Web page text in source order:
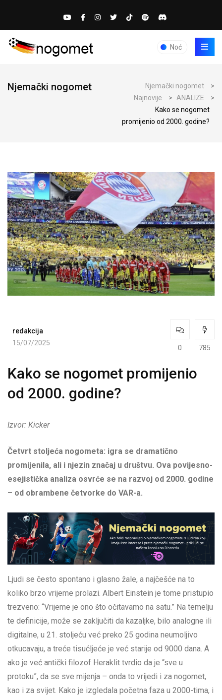
Noć
Njemački nogomet Njemački nogomet
>
Najnovije
> ANALIZE
>
Kako se nogomet
promijenio od 2000. godine?
redakcija
15/07/2025
0 785
Kako se nogomet promijenio
od 2000. godine?
Izvor: Kicker
Četvrt stoljeća nogometa: igra se dramatično
promijenila, ali i njezin značaj u društvu. Ova povijesno-
esejistička analiza osvrće se na razvoj od 2000. godine
– od obrambene četvorke do VAR-a.
Ljudi se često spontano i glasno žale, a najčešće na to
koliko brzo vrijeme prolazi. Albert Einstein je tome pristupio
trezveno: “Vrijeme je ono što očitavamo na satu.” Na temelju
te definicije, može se zaključiti da kazaljke, bilo analogne ili
digitalne, u 21. stoljeću već preko 25 godina neumoljivo
otkucavaju, a treće tisućljeće je već starije od 9000 dana. A
ako je već antički filozof Heraklit tvrdio da je “sve u
protoku”, da se sve mijenja – onda to vrijedi i za nogomet,
kao i za svijet. Kako je izgledala početna faza u 2000-tima, i